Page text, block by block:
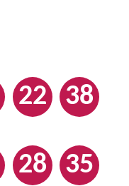
22 38
28 35